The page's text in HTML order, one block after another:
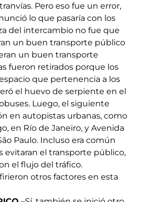
Pero eso fue un error,
lo que pasaría con los
del intercambio no fue que
un buen transporte público
un buen transporte
fueron retirados porque los
que pertenencia a los
el huevo de serpiente en el
Luego, el siguiente
en autopistas urbanas, como
en Río de Janeiro, y Avenida
Paulo. Incluso era común
evitaran el transporte público,
el flujo del tráfico.
otros factores en esta